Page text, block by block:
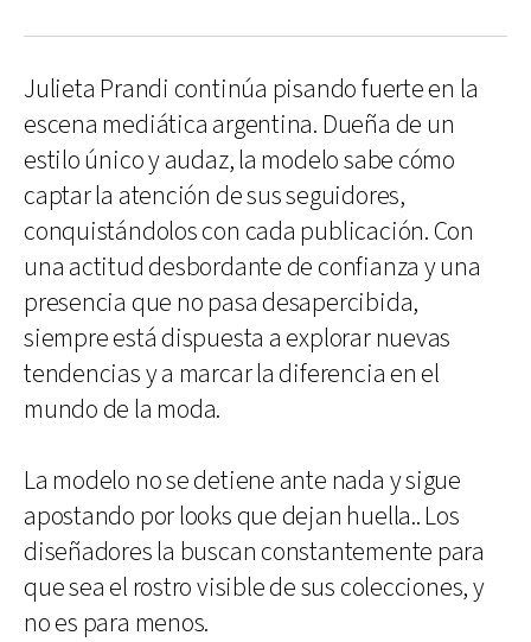
Julieta Prandi continúa pisando fuerte en la
escena mediática argentina. Dueña de un
estilo único y audaz, la modelo sabe cómo
captar la atención de sus seguidores,
conquistándolos con cada publicación. Con
una actitud desbordante de confianza y una
presencia que no pasa desapercibida,
siempre está dispuesta a explorar nuevas
tendencias y a marcar la diferencia en el
mundo de la moda.
La modelo no se detiene ante nada y sigue
apostando por looks que dejan huella.. Los
diseñadores la buscan constantemente para
que sea el rostro visible de sus colecciones, y
no es para menos.